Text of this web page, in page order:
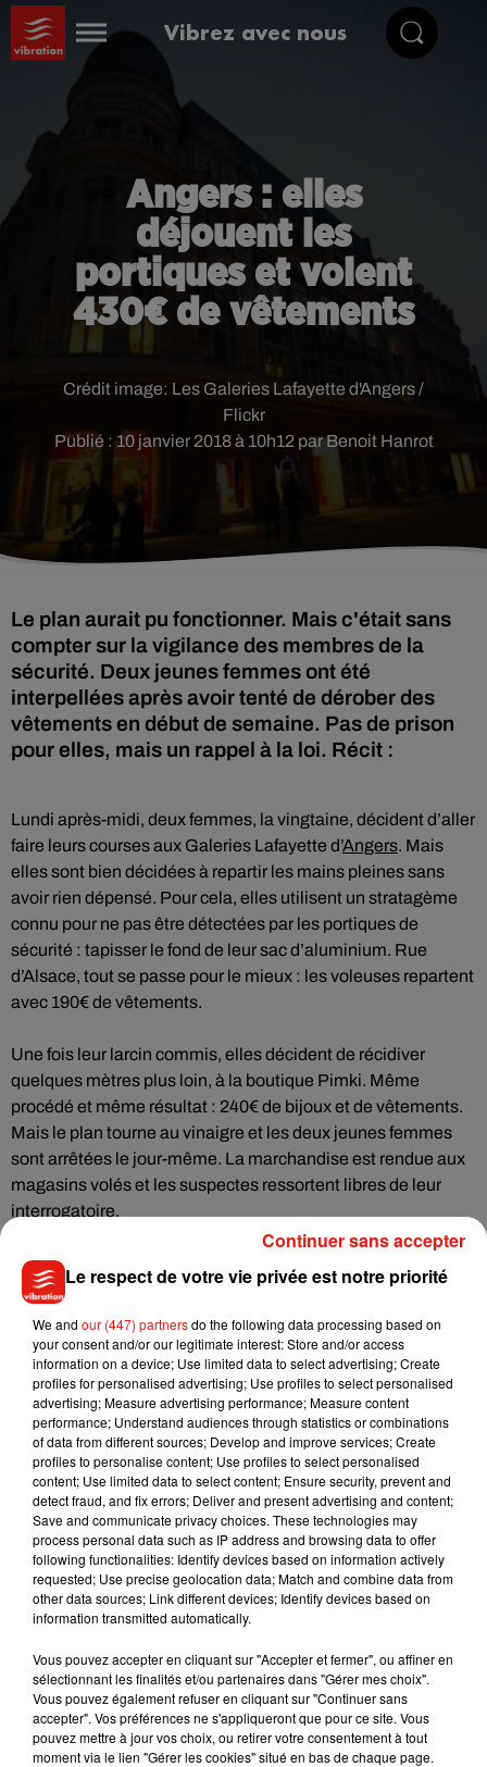
Vibrez avec nous
Angers : elles
déjouent les
portiques et volent
430€ de vêtements
Publié : 10 janvier 2018 à 10h12 par Benoit Hanrot
Crédit image: Les Galeries Lafayette d'Angers /
Flickr
Le plan aurait pu fonctionner. Mais c'était sans
compter sur la vigilance des membres de la
sécurité. Deux jeunes femmes ont été
interpellées après avoir tenté de dérober des
vêtements en début de semaine. Pas de prison
pour elles, mais un rappel à la loi. Récit :
Lundi après-midi, deux femmes, la vingtaine, décident d’aller
faire leurs courses aux Galeries Lafayette d’Angers. Mais
elles sont bien décidées à repartir les mains pleines sans
avoir rien dépensé. Pour cela, elles utilisent un stratagème
connu pour ne pas être détectées par les portiques de
sécurité : tapisser le fond de leur sac d’aluminium. Rue
d’Alsace, tout se passe pour le mieux : les voleuses repartent
avec 190€ de vêtements.
Une fois leur larcin commis, elles décident de récidiver
quelques mètres plus loin, à la boutique Pimki. Même
procédé et même résultat : 240€ de bijoux et de vêtements.
Mais le plan tourne au vinaigre et les deux jeunes femmes
sont arrêtées le jour-même. La marchandise est rendue aux
magasins volés et les suspectes ressortent libres de leur
interrogatoire.
Musique
5 août 2026
Benny Blanco invite Selena Gomez et
Becky G sur son nouveau single
4 août 2026
Tiny Desk invite Charlie Puth pour une
live session solaire
4 août 2026
Ariana Grande prendra une pause après
sa tournée mondiale
Le respect de votre vie privée est notre priorité
We and our (447) partnersdo the following data processing based on
your consent and/or our legitimate interest: Store and/or access
information on a device; Use limited data to select advertising; Create
profiles for personalised advertising; Use profiles to select personalised
advertising; Measure advertising performance; Measure content
performance; Understand audiences through statistics or combinations
of data from different sources; Develop and improve services; Create
profiles to personalise content; Use profiles to select personalised
content; Use limited data to select content; Ensure security, prevent and
detect fraud, and fix errors; Deliver and present advertising and content;
Save and communicate privacy choices. These technologies may
process personal data such as IP address and browsing data to offer
following functionalities: Identify devices based on information actively
requested; Use precise geolocation data; Match and combine data from
other data sources; Link different devices; Identify devices based on
information transmitted automatically.
Vous pouvez accepter en cliquant sur "Accepter et fermer", ou affiner en
sélectionnant les finalités et/ou partenaires dans "Gérer mes choix".
Vous pouvez également refuser en cliquant sur "Continuer sans
accepter". Vos préférences ne s'appliqueront que pour ce site. Vous
pouvez mettre à jour vos choix, ou retirer votre consentement à tout
moment via le lien "Gérer les cookies" situé en bas de chaque page.
Continuer sans accepter